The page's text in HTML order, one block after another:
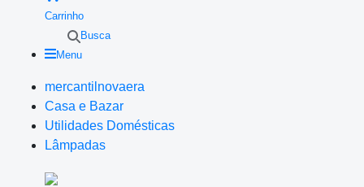
Carrinho
Busca
Menu
mercantilnovaera
Casa e Bazar
Utilidades Domésticas
Lâmpadas